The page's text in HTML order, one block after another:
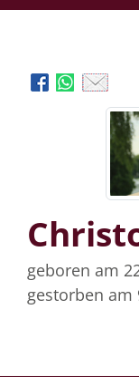
geboren am
gestorben am